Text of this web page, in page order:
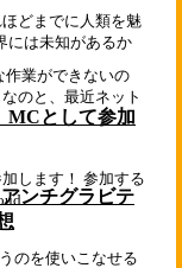
どまでに人類を魅
には未知があるか
作業ができないの
のと、最近ネット
MCとして参加
加します！ 参加する
ンチグラビテ
のを使いこなせる